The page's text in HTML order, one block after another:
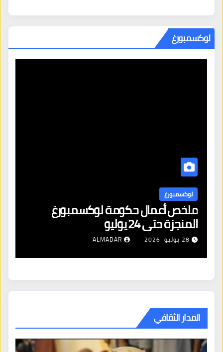
لوكسمبورغ
لوكسمبورغ
ملخص أعمال حكومة لوكسمبورغ
المنجزة حتى 24 يوليو
28 يوليو، 2026 ALMADAR
المدار الثقافي